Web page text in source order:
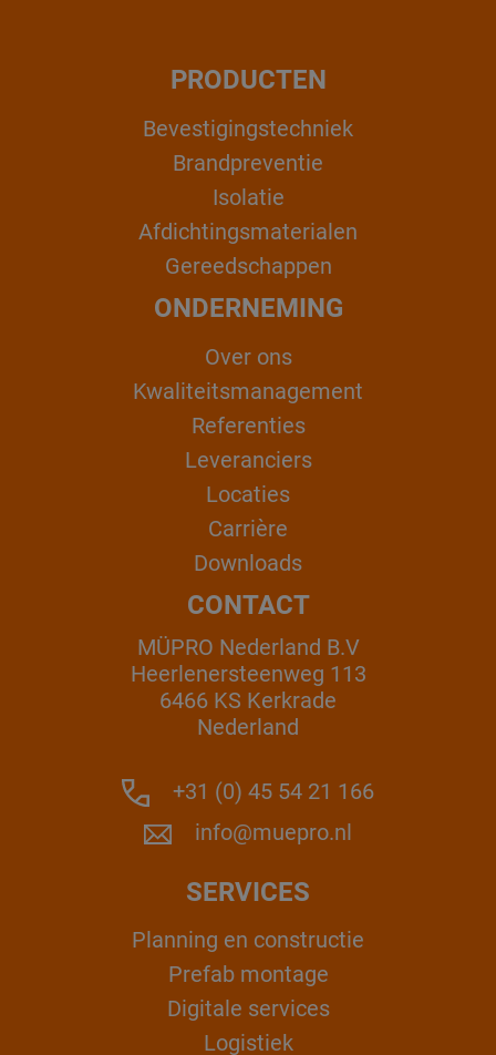
PRODUCTEN
Bevestigingstechniek
Brandpreventie
Isolatie
Afdichtingsmaterialen
Gereedschappen
ONDERNEMING
Over ons
Kwaliteitsmanagement
Referenties
Leveranciers
Locaties
Carrière
Downloads
CONTACT
MÜPRO Nederland B.V
Heerlenersteenweg 113
6466 KS Kerkrade
Nederland
+31 (0) 45 54 21 166
info@muepro.nl
SERVICES
Planning en constructie
Prefab montage
Digitale services
Logistiek